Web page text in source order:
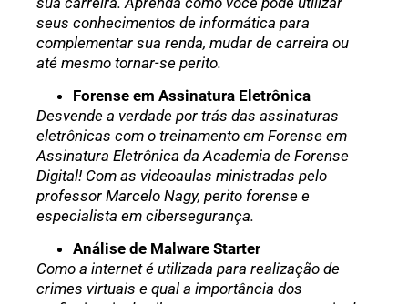
seus conhecimentos de informática para
complementar sua renda, mudar de carreira ou
até mesmo tornar-se perito.
Forense em Assinatura Eletrônica
Desvende a verdade por trás das assinaturas
eletrônicas com o treinamento em Forense em
Assinatura Eletrônica da Academia de Forense
Digital! Com as videoaulas ministradas pelo
professor Marcelo Nagy, perito forense e
especialista em cibersegurança.
Análise de Malware Starter
Como a internet é utilizada para realização de
crimes virtuais e qual a importância dos